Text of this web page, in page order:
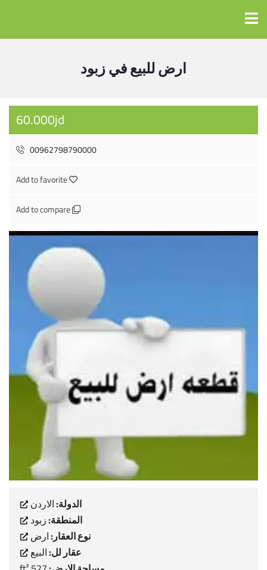
ارض للبيع في زبود
60.000jd
00962798790000
Add to favorite
Add to compare
الدولة:الاردن
المنطقة:زبود
نوع العقار:ارض
عقار لل:البيع